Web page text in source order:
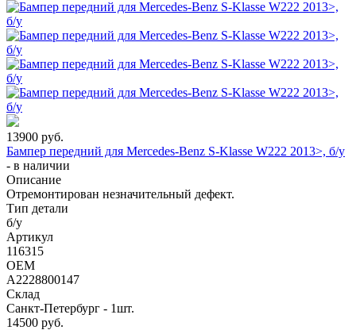
13900 руб.
Бампер передний для Mercedes-Benz S-Klasse W222 2013>, б/у
- в наличии
Описание
Отремонтирован незначительный дефект.
Тип детали
б/у
Артикул
116315
OEM
A2228800147
Склад
Санкт-Петербург - 1шт.
14500 руб.